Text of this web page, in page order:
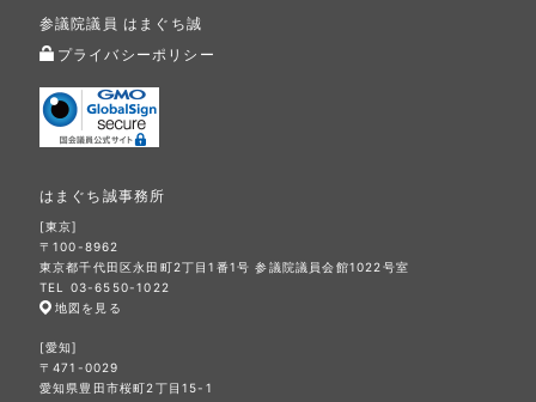
参議院議員 はまぐち誠
プライバシーポリシー
はまぐち誠事務所
[東京]
〒100-8962
東京都千代田区永田町2丁目1番1号 参議院議員会館1022号室
TEL 03-6550-1022
地図を見る
[愛知]
〒471-0029
愛知県豊田市桜町2丁目15-1